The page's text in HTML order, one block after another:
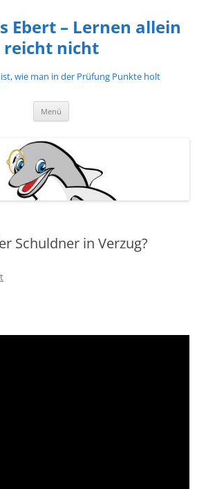
Ebert – Lernen allein
reicht nicht
wie man in der Prüfung Punkte holt
Menü
Schuldner in Verzug?